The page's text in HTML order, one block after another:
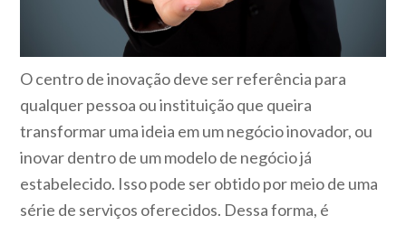
O centro de inovação deve ser referência para
qualquer pessoa ou instituição que queira
transformar uma ideia em um negócio inovador, ou
inovar dentro de um modelo de negócio já
estabelecido. Isso pode ser obtido por meio de uma
série de serviços oferecidos. Dessa forma, é